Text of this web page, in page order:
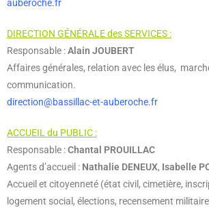
auberoche.fr
DIRECTION GÉNÉRALE des SERVICES :
Responsable :Alain JOUBERT
Affaires générales, relation avec les élus,
communication.
direction@bassillac-et-auberoche.fr
ACCUEIL du PUBLIC :
Responsable :Chantal PROUILLAC
Agents d’accueil : Nathalie DENEUX, Isabelle
Accueil et citoyenneté (état civil, cimetière,
logement social, élections, recensement